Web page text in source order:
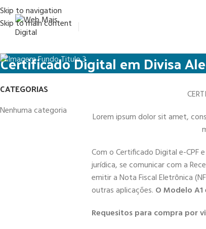
Skip to navigation
Skip to main content
Certificado Digital em Divisa
CATEGORIAS
Nenhuma categoria
Lorem ipsum dolor sit amet,
Com o Certificado Digital e-CPF
jurídica, se comunicar com a
emitir a Nota Fiscal Eletrônica
outras aplicações. O Modelo
Requesitos para compra por